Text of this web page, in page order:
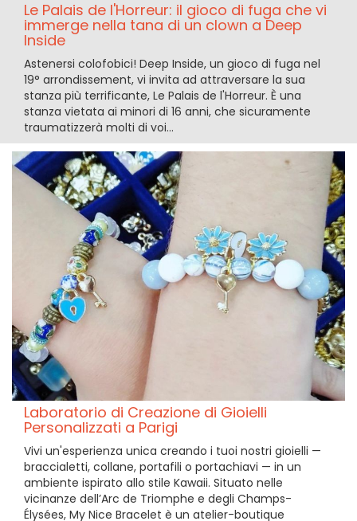
Le Palais de l'Horreur: il gioco di fuga che vi
immerge nella tana di un clown a Deep
Inside
Astenersi colofobici! Deep Inside, un gioco di fuga nel
19° arrondissement, vi invita ad attraversare la sua
stanza più terrificante, Le Palais de l'Horreur. È una
stanza vietata ai minori di 16 anni, che sicuramente
traumatizzerà molti di voi...
Laboratorio di Creazione di Gioielli
Personalizzati a Parigi
Vivi un'esperienza unica creando i tuoi nostri gioielli —
braccialetti, collane, portafili o portachiavi — in un
ambiente ispirato allo stile Kawaii. Situato nelle
vicinanze dell’Arc de Triomphe e degli Champs-
Élysées, My Nice Bracelet è un atelier-boutique